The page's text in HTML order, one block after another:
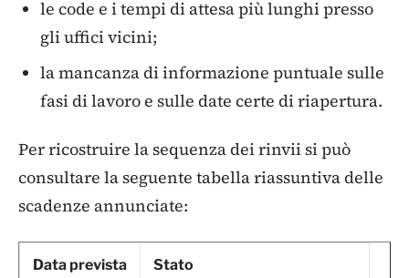
le code e i tempi di attesa più lunghi presso
gli uffici vicini;
la mancanza di informazione puntuale sulle
fasi di lavoro e sulle date certe di riapertura.
Per ricostruire la sequenza dei rinvii si può
consultare la seguente tabella riassuntiva delle
scadenze annunciate:
Data prevista Stato